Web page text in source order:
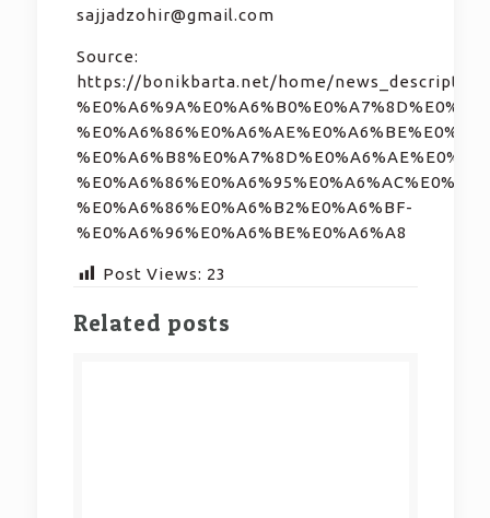
sajjadzohir@gmail.com
Source:
https://bonikbarta.net/home/news_description/
%E0%A6%86%E0%A6%B2%E0%A6%BF-
%E0%A6%96%E0%A6%BE%E0%A6%A8
Post Views: 23
Related posts